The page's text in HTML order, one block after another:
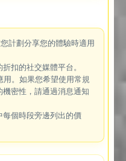
計劃分享您的體驗時適用
扣的社交媒體平台。
。如果您希望使用常規
密性，請通過消息通知
個時段旁邊列出的價